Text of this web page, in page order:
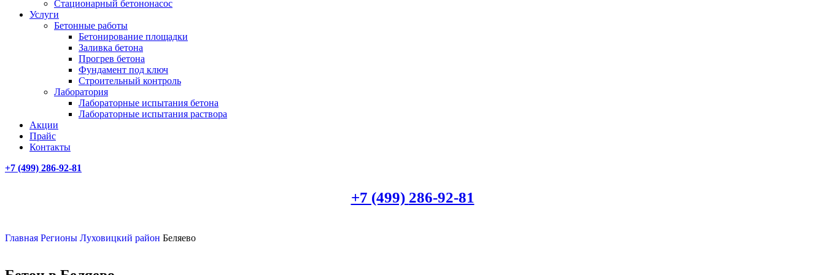
Стационарный бетононасос
Услуги
Бетонные работы
Бетонирование площадки
Заливка бетона
Прогрев бетона
Фундамент под ключ
Строительный контроль
Лаборатория
Лабораторные испытания бетона
Лабораторные испытания раствора
Акции
Прайс
Контакты
+7 (499) 286-92-81
+7 (499) 286-92-81
Главная Регионы Луховицкий район Беляево